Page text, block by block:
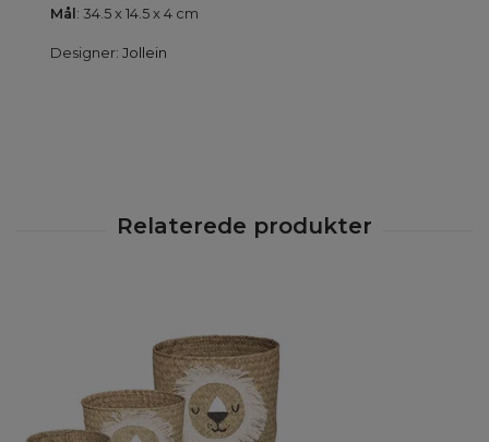
Mål : 34.5 x 14.5 x 4 cm
Designer: Jollein